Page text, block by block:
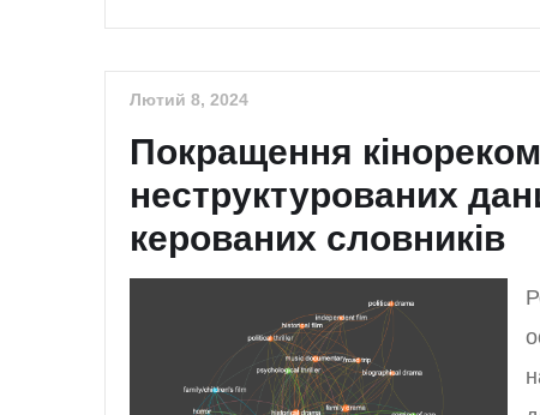
Лютий 8, 2024
Покращення
неструктурованих
керованих словників